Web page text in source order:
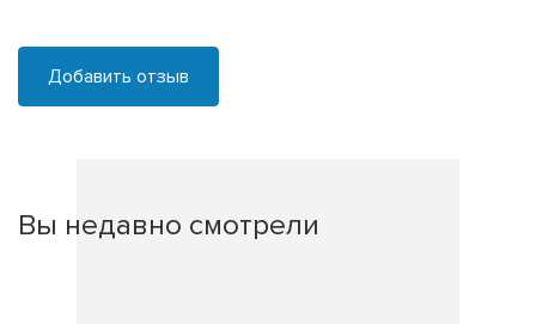
Добавить отзыв
Вы недавно смотрели